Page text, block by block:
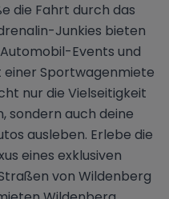
die Fahrt durch das
Junkies bieten
Events und
einer Sportwagenmiete
nur die Vielseitigkeit
sondern auch deine
ausleben. Erlebe die
eines exklusiven
von Wildenberg